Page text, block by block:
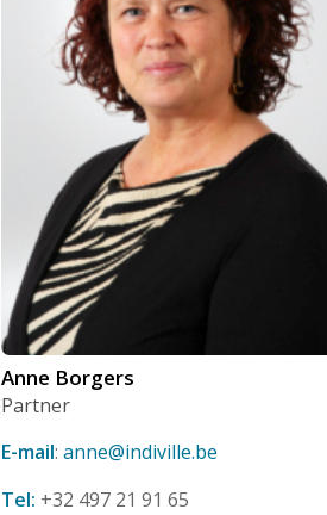
Anne Borgers
Partner
E-mail: anne@indiville.be
Tel: +32 497 21 91 65